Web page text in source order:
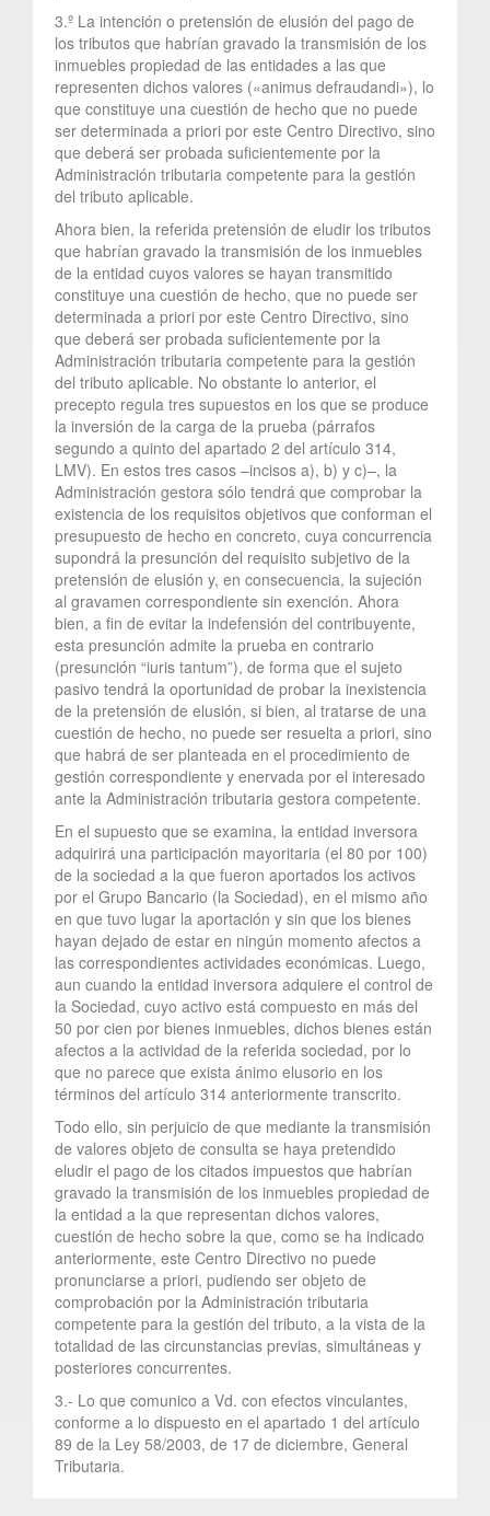
3.º La intención o pretensión de elusión del pago de
los tributos que habrían gravado la transmisión de los
inmuebles propiedad de las entidades a las que
representen dichos valores («animus defraudandi»), lo
que constituye una cuestión de hecho que no puede
ser determinada a priori por este Centro Directivo, sino
que deberá ser probada suficientemente por la
Administración tributaria competente para la gestión
del tributo aplicable.
Ahora bien, la referida pretensión de eludir los tributos
que habrían gravado la transmisión de los inmuebles
de la entidad cuyos valores se hayan transmitido
constituye una cuestión de hecho, que no puede ser
determinada a priori por este Centro Directivo, sino
que deberá ser probada suficientemente por la
Administración tributaria competente para la gestión
del tributo aplicable. No obstante lo anterior, el
precepto regula tres supuestos en los que se produce
la inversión de la carga de la prueba (párrafos
segundo a quinto del apartado 2 del artículo 314,
LMV). En estos tres casos –incisos a), b) y c)–, la
Administración gestora sólo tendrá que comprobar la
existencia de los requisitos objetivos que conforman el
presupuesto de hecho en concreto, cuya concurrencia
supondrá la presunción del requisito subjetivo de la
pretensión de elusión y, en consecuencia, la sujeción
al gravamen correspondiente sin exención. Ahora
bien, a fin de evitar la indefensión del contribuyente,
esta presunción admite la prueba en contrario
(presunción “iuris tantum”), de forma que el sujeto
pasivo tendrá la oportunidad de probar la inexistencia
de la pretensión de elusión, si bien, al tratarse de una
cuestión de hecho, no puede ser resuelta a priori, sino
que habrá de ser planteada en el procedimiento de
gestión correspondiente y enervada por el interesado
ante la Administración tributaria gestora competente.
En el supuesto que se examina, la entidad inversora
adquirirá una participación mayoritaria (el 80 por 100)
de la sociedad a la que fueron aportados los activos
por el Grupo Bancario (la Sociedad), en el mismo año
en que tuvo lugar la aportación y sin que los bienes
hayan dejado de estar en ningún momento afectos a
las correspondientes actividades económicas. Luego,
aun cuando la entidad inversora adquiere el control de
la Sociedad, cuyo activo está compuesto en más del
50 por cien por bienes inmuebles, dichos bienes están
afectos a la actividad de la referida sociedad, por lo
que no parece que exista ánimo elusorio en los
términos del artículo 314 anteriormente transcrito.
Todo ello, sin perjuicio de que mediante la transmisión
de valores objeto de consulta se haya pretendido
eludir el pago de los citados impuestos que habrían
gravado la transmisión de los inmuebles propiedad de
la entidad a la que representan dichos valores,
cuestión de hecho sobre la que, como se ha indicado
anteriormente, este Centro Directivo no puede
pronunciarse a priori, pudiendo ser objeto de
comprobación por la Administración tributaria
competente para la gestión del tributo, a la vista de la
totalidad de las circunstancias previas, simultáneas y
posteriores concurrentes.
3.- Lo que comunico a Vd. con efectos vinculantes,
conforme a lo dispuesto en el apartado 1 del artículo
89 de la Ley 58/2003, de 17 de diciembre, General
Tributaria.